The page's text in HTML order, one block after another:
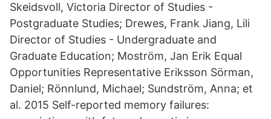
Skeidsvoll, Victoria Director of Studies -
Postgraduate Studies; Drewes, Frank Jiang, Lili
Director of Studies - Undergraduate and
Graduate Education; Moström, Jan Erik Equal
Opportunities Representative Eriksson Sörman,
Daniel; Rönnlund, Michael; Sundström, Anna; et
al. 2015 Self-reported memory failures: